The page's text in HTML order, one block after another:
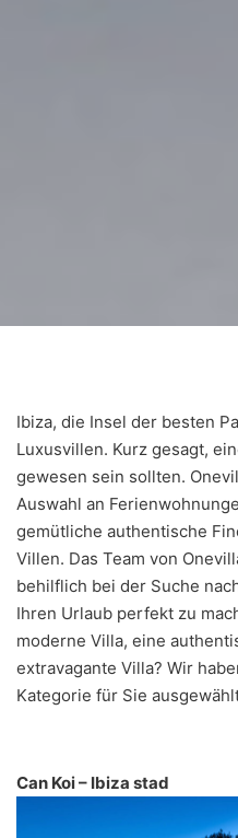
Ibiza, die Insel der besten
Luxusvillen. Kurz gesagt,
gewesen sein sollten.
Auswahl an
gemütliche authentische
Villen. Das Team von
behilflich bei der Suche
Ihren Urlaub perfekt zu
moderne Villa, eine
extravagante Villa? Wir
Kategorie für Sie
Can Koi – Ibiza stad